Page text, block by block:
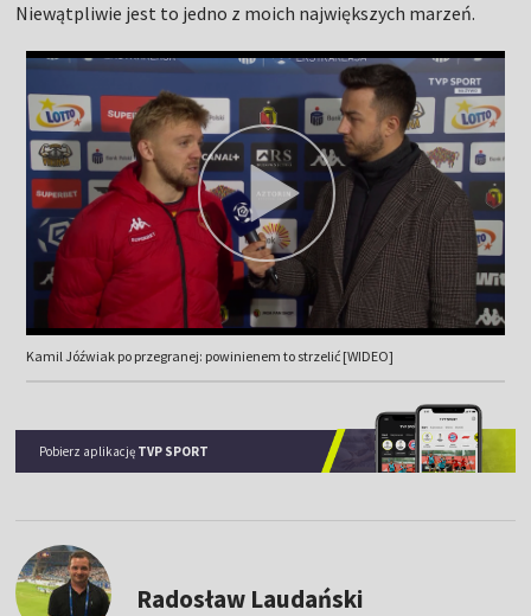
Niewątpliwie jest to jedno z moich największych marzeń.
Kamil Jóźwiak po przegranej: powinienem to strzelić [WIDEO]
Pobierz aplikację TVP SPORT
Radosław Laudański